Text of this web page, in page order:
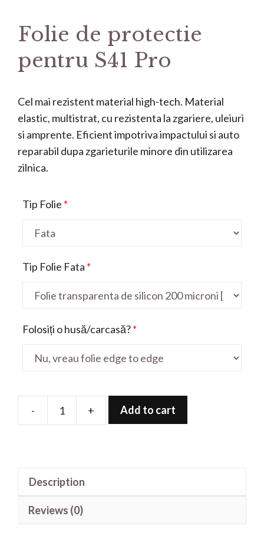
Folie de protectie
pentru S41 Pro
Cel mai rezistent material high-tech. Material
elastic, multistrat, cu rezistenta la zgariere, uleiuri
si amprente. Eficient impotriva impactului si auto
reparabil dupa zgarieturile minore din utilizarea
zilnica.
Tip Folie *
Tip Folie Fata *
Folosiți o husă/carcasă?*
-
Folie
+ Add to cart
Description
Reviews (0)